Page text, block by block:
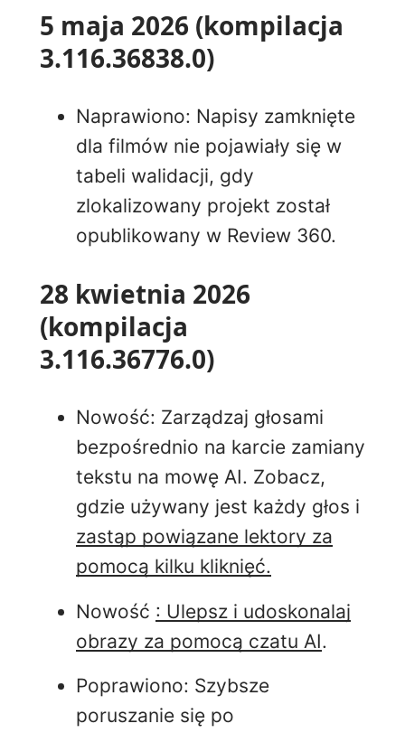
5 maja 2026 (kompilacja
3.116.36838.0)
Naprawiono: Napisy zamknięte
dla filmów nie pojawiały się w
tabeli walidacji, gdy
zlokalizowany projekt został
opublikowany w Review 360.
28 kwietnia 2026
(kompilacja
3.116.36776.0)
Nowość: Zarządzaj głosami
bezpośrednio na karcie zamiany
tekstu na mowę AI. Zobacz,
gdzie używany jest każdy głos i
zastąp powiązane lektory za
pomocą kilku kliknięć.
Nowość : Ulepsz i udoskonalaj
obrazy za pomocą czatu AI.
Poprawiono: Szybsze
poruszanie się po